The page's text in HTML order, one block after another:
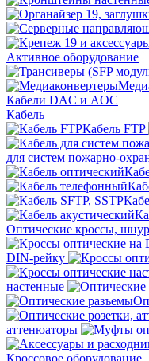
Активное оборудование
Кабели DAC и AOC
Кабель
Кабель FTP
для систем пожарно-
Оптические кроссы,
DIN-рейку
настенные
аттенюаторы
Кроссовое оборудование